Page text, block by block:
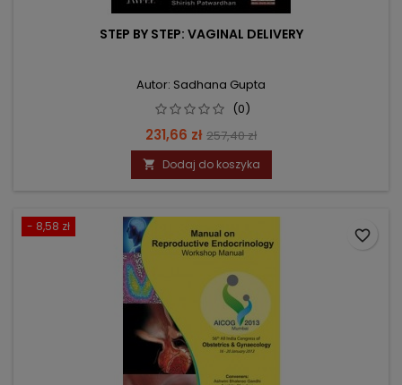
STEP BY STEP: VAGINAL DELIVERY
Autor: Sadhana Gupta
(0)
Cena
231,66 zł Cena
podstawowa
257,40 zł
 Dodaj do koszyka
- 8,58 zł
favorite_border